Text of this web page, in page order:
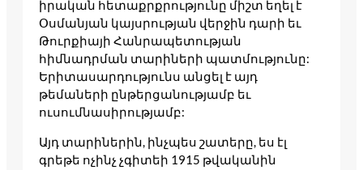
իրական հետաքրքրությունը միշտ եղել է
Օսմանյան կայսրության վերջին դարի եւ
Թուրքիայի Հանրապետության
հիմնադրման տարիների պատմությունը:
Երիտասարդությունս անցել է այդ
թեմաների ընթերցանությամբ եւ
ուսումնասիրությամբ:
Այդ տարիներին, ինչպես շատերը, ես էլ
գրեթե ոչինչ չգիտեի 1915 թվականին